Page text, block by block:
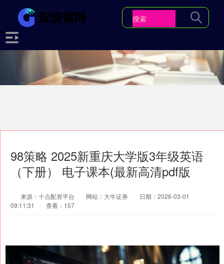
98策略 2025新重庆大学版3年级英语
（下册） 电子课本(最新高清pdf版
来源：十点配资平台 网站：大牛证券
日期：2026-03-01
09:11:31
查看：157